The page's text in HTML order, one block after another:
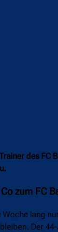
des FC
zum FC
Woche lang
Der